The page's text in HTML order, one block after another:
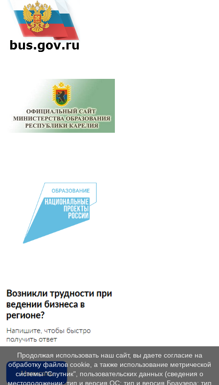
Продолжая использовать наш сайт, вы даете согласие на
обработку файлов cookie, а также использование метрической
системы "Спутник", пользовательских данных (сведения о
местоположении; тип и версия ОС; тип и версия Браузера; тип